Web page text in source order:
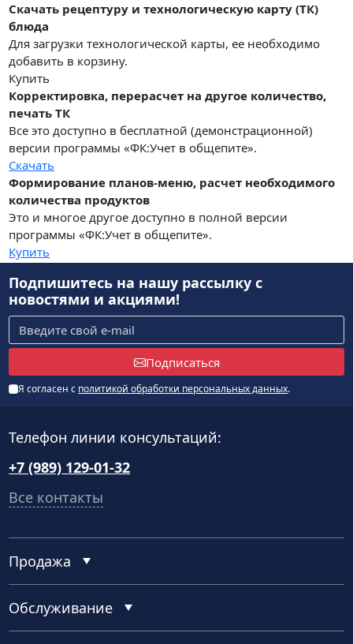
Скачать рецептуру и технологическую карту (ТК)
блюда
Для загрузки технологической карты, ее необходимо
добавить в корзину.
Купить
Корректировка, перерасчет на другое количество,
печать ТК
Все это доступно в бесплатной (демонстрационной)
версии программы «ФК:Учет в общепите».
Скачать
Формирование планов-меню, расчет необходимого
количества продуктов
Это и многое другое доступно в полной версии
программы «ФК:Учет в общепите».
Купить
Подпишитесь на нашу рассылкус
новостями и акциями!
Подписаться
Я согласен с политикой обработки персональных данных.
Телефон линии консультаций:
+7 (989) 129-01-32
Все контакты
Продажа
Обслуживание